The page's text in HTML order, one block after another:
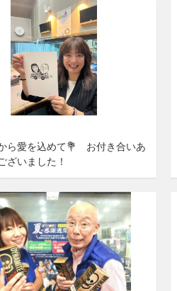
ら愛を込めて💐 お付き合いあ
ざいました！